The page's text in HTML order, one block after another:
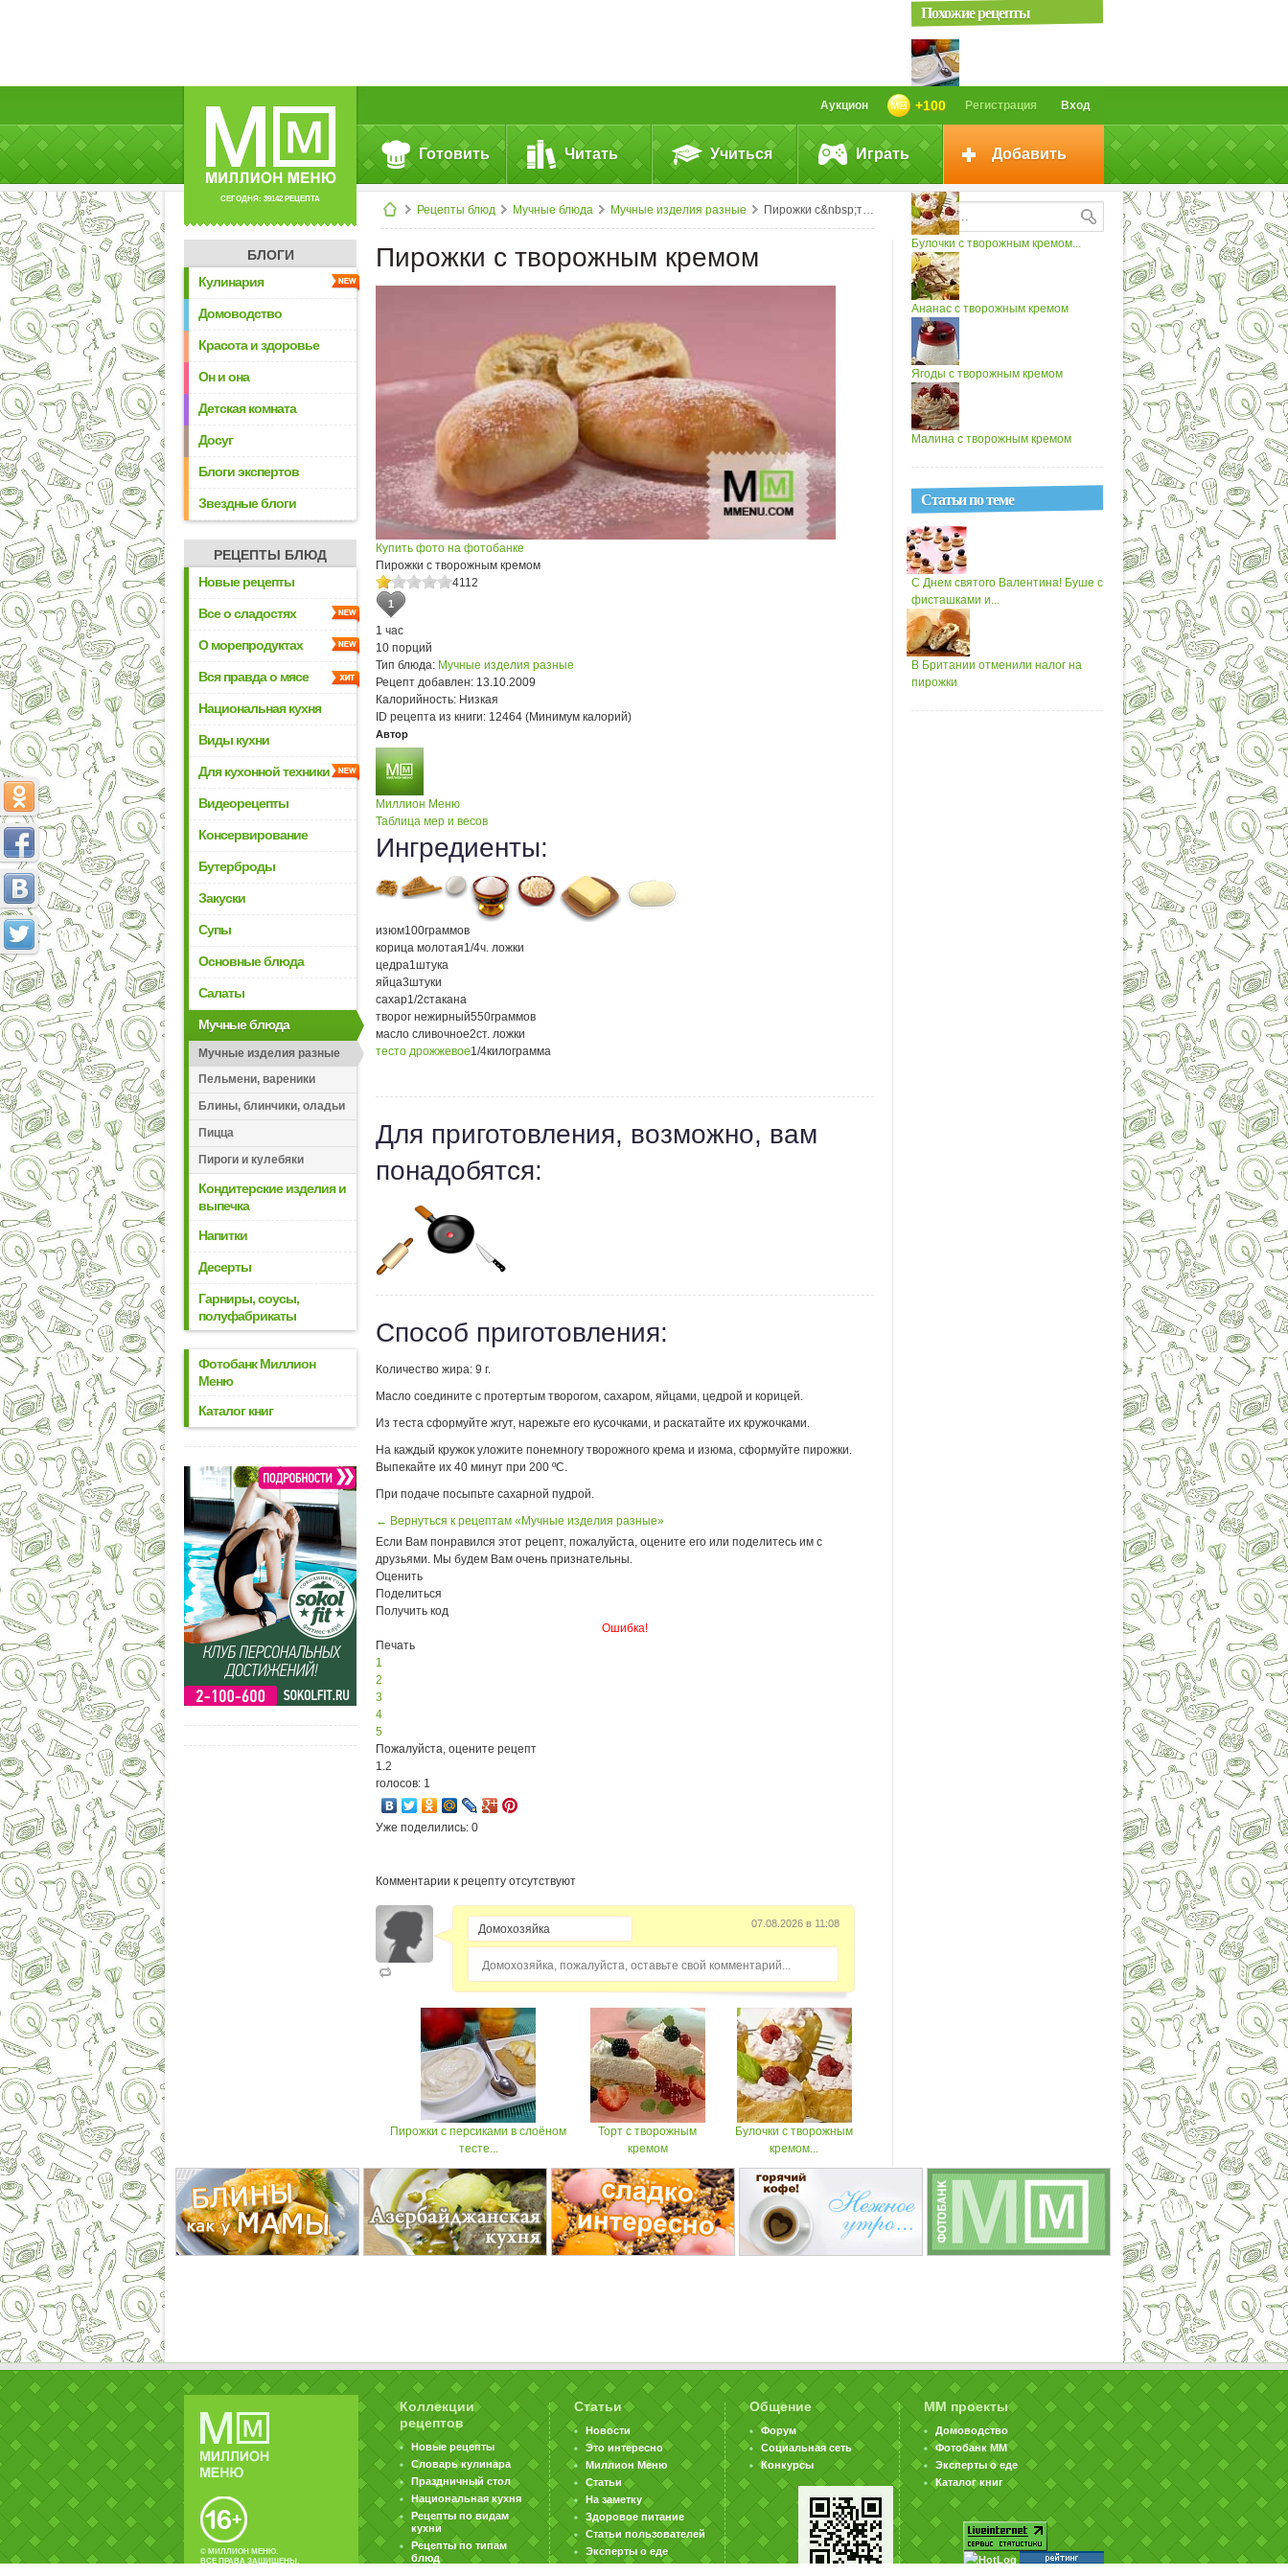
СЕГОДНЯ: 39142 РЕЦЕПТА
Вход
Регистрация
+100
Аукцион
Готовить Читать Учиться Играть Добавить
Рецепты блюд Мучные блюда Мучные изделия разные Пирожки с&nbsp;творожным кремом
БЛОГИ
Кулинария
Домоводство
Красота и здоровье
Он и она
Детская комната
Досуг
Блоги экспертов
Звездные блоги
РЕЦЕПТЫ БЛЮД
Новые рецепты
Все о сладостях
О морепродуктах
Вся правда о мясе
Национальная кухня
Виды кухни
Для кухонной техники
Видеорецепты
Консервирование
Бутерброды
Закуски
Супы
Основные блюда
Салаты
Мучные блюда
Мучные изделия разные
Пельмени, вареники
Блины, блинчики, оладьи
Пицца
Пироги и кулебяки
Кондитерские изделия и
выпечка
Напитки
Десерты
Гарниры, соусы,
полуфабрикаты
Фотобанк Миллион
Меню
Каталог книг
Пирожки с творожным кремом
Купить фото на фотобанке
Пирожки с творожным кремом
4112
1
1 час
10 порций
Тип блюда: Мучные изделия разные
Рецепт добавлен: 13.10.2009
Калорийность: Низкая
ID рецепта из книги: 12464 (Минимум калорий)
Автор
Миллион Меню
Таблица мер и весов
Ингредиенты:
изюм100граммов
корица молотая1/4ч. ложки
цедра1штука
яйца3штуки
сахар1/2стакана
творог нежирный550граммов
масло сливочное2ст. ложки
тесто дрожжевое1/4килограмма
Для приготовления, возможно, вам
понадобятся:
Способ приготовления:
Количество жира: 9 г.
Масло соедините с протертым творогом, сахаром, яйцами, цедрой и корицей.
Из теста сформуйте жгут, нарежьте его кусочками, и раскатайте их кружочками.
На каждый кружок уложите понемногу творожного крема и изюма, сформуйте пирожки.
Выпекайте их 40 минут при 200 ºС.
При подаче посыпьте сахарной пудрой.
← Вернуться к рецептам «Мучные изделия разные»
Если Вам понравился этот рецепт, пожалуйста, оцените его или поделитесь им с
друзьями. Мы будем Вам очень признательны.
Оценить
Поделиться
Получить код
Ошибка!
Печать
1
2
3
4
5
Пожалуйста, оцените рецепт
1.2
голосов: 1
Уже поделились: 0
Комментарии к рецепту отсутствуют
07.08.2026 в 11:08
Домохозяйка, пожалуйста, оставьте свой комментарий...
Пирожки с персиками в слоёном
тесте...
Торт с творожным
кремом
Булочки с творожным
кремом...
Похожие рецепты
тесте...
Торт с творожным кремом
Булочки с творожным кремом...
Ананас с творожным кремом
Ягоды с творожным кремом
Малина с творожным кремом
Статьи по теме
С Днем святого Валентина! Буше с
фисташками и...
В Британии отменили налог на
пирожки
© МИЛЛИОН МЕНЮ.
ВСЕ ПРАВА ЗАЩИЩЕНЫ.
Коллекции
рецептов
Новые рецепты
Словарь кулинара
Праздничный стол
Национальная кухня
Рецепты по видам
кухни
Рецепты по типам
блюд
Статьи
Новости
Это интересно
Миллион Меню
Статьи
На заметку
Здоровое питание
Статьи пользователей
Эксперты о еде
Общение
Форум
Социальная сеть
Конкурсы
ММ проекты
Домоводство
Фотобанк ММ
Эксперты о еде
Каталог книг